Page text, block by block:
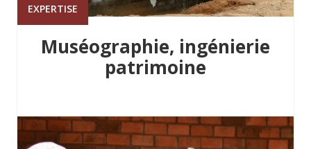
EXPERTISE
Muséographie, ingénierie
patrimoine